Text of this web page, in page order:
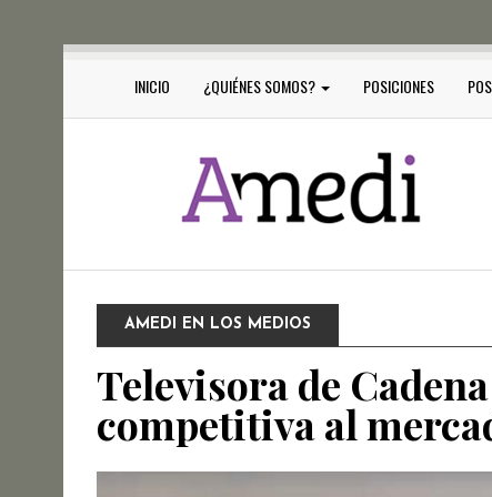
INICIO ¿QUIÉNES SOMOS? POSICIONES
AMEDI EN LOS MEDIOS
Televisora de
competitiva al